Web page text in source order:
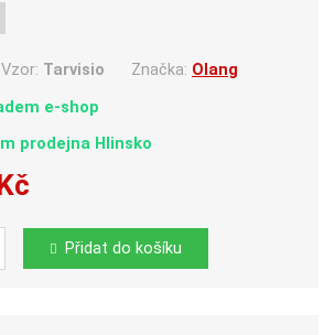
Vzor: Tarvisio Značka: Olang
e-shop
prodejna Hlinsko
Přidat do košíku